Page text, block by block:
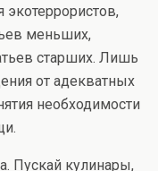
экотеррористов,
меньших,
старших. Лишь
от адекватных
необходимости
Пускай кулинары,